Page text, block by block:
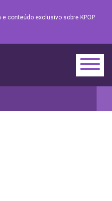
conteúdo exclusivo sobre KPOP.